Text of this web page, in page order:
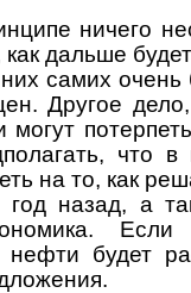
ничего
как дальше
них самих
Другое
могут
что
на то, как
назад, а
Если
нефти будет